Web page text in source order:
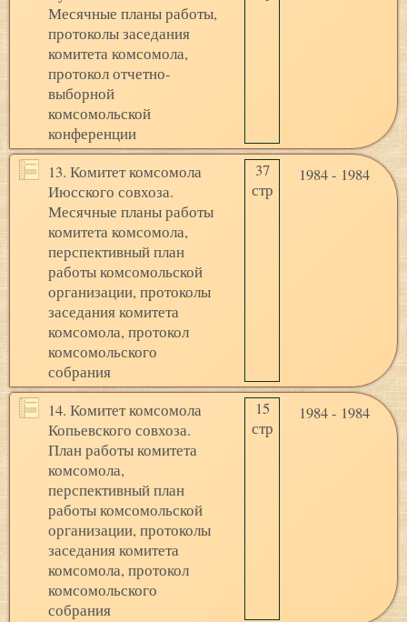
Месячные планы работы,
протоколы заседания
комитета комсомола,
протокол отчетно-
выборной
комсомольской
конференции
13. Комитет комсомола
Июсского совхоза.
Месячные планы работы
комитета комсомола,
перспективный план
работы комсомольской
организации, протоколы
заседания комитета
комсомола, протокол
комсомольского
собрания
37
стр
1984 - 1984
14. Комитет комсомола
Копьевского совхоза.
План работы комитета
комсомола,
перспективный план
работы комсомольской
организации, протоколы
заседания комитета
комсомола, протокол
комсомольского
собрания
15
стр
1984 - 1984